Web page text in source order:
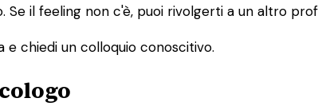
Se il feeling non c'è, puoi rivolgerti a un altro
chiedi un colloquio conoscitivo.